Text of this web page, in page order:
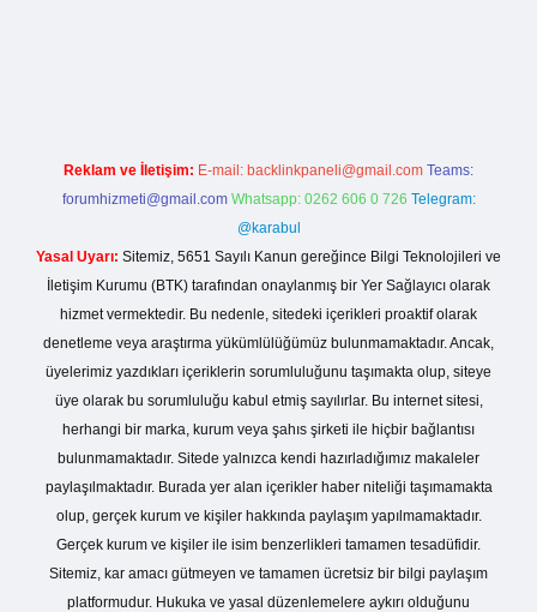
Reklam ve İletişim: E-mail: backlinkpaneli@gmail.com Teams:
forumhizmeti@gmail.com Whatsapp: 0262 606 0 726 Telegram:
@karabul
Yasal Uyarı: Sitemiz, 5651 Sayılı Kanun gereğince Bilgi Teknolojileri ve
İletişim Kurumu (BTK) tarafından onaylanmış bir Yer Sağlayıcı olarak
hizmet vermektedir. Bu nedenle, sitedeki içerikleri proaktif olarak
denetleme veya araştırma yükümlülüğümüz bulunmamaktadır. Ancak,
üyelerimiz yazdıkları içeriklerin sorumluluğunu taşımakta olup, siteye
üye olarak bu sorumluluğu kabul etmiş sayılırlar. Bu internet sitesi,
herhangi bir marka, kurum veya şahıs şirketi ile hiçbir bağlantısı
bulunmamaktadır. Sitede yalnızca kendi hazırladığımız makaleler
paylaşılmaktadır. Burada yer alan içerikler haber niteliği taşımamakta
olup, gerçek kurum ve kişiler hakkında paylaşım yapılmamaktadır.
Gerçek kurum ve kişiler ile isim benzerlikleri tamamen tesadüfidir.
Sitemiz, kar amacı gütmeyen ve tamamen ücretsiz bir bilgi paylaşım
platformudur. Hukuka ve yasal düzenlemelere aykırı olduğunu